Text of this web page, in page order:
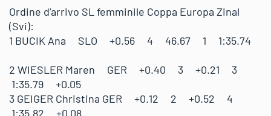
Ordine d’arrivo SL femminile Coppa Europa Zinal
(Svi):
1 BUCIK Ana SLO +0.56 4 46.67 1 1:35.74
2 WIESLER Maren GER +0.40 3 +0.21 3
1:35.79 +0.05
3 GEIGER Christina GER +0.12 2 +0.52 4
1:35.82 +0.08